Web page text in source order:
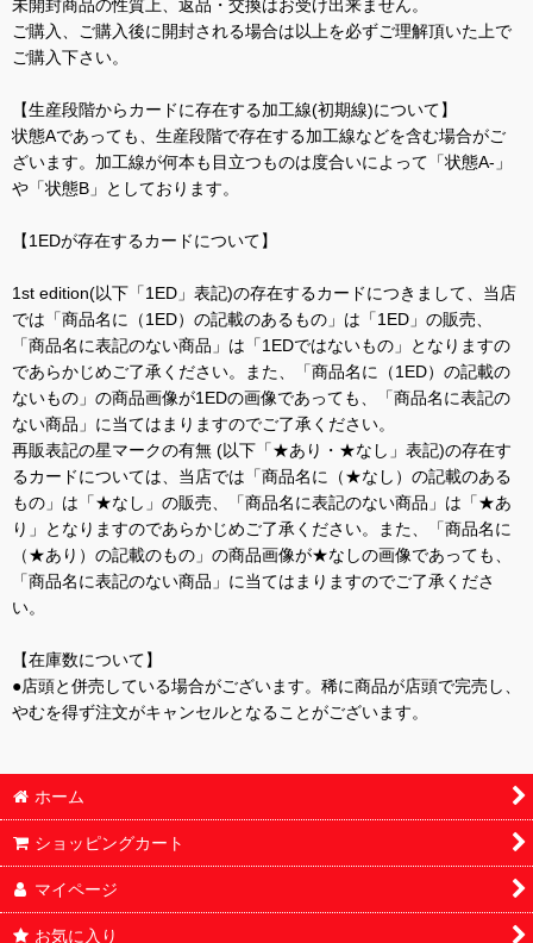
未開封商品の性質上、返品・交換はお受け出来ません。
ご購入、ご購入後に開封される場合は以上を必ずご理解頂いた上で
ご購入下さい。
【生産段階からカードに存在する加工線(初期線)について】
状態Aであっても、生産段階で存在する加工線などを含む場合がご
ざいます。加工線が何本も目立つものは度合いによって「状態A-」
や「状態B」としております。
【1EDが存在するカードについて】
1st edition(以下「1ED」表記)の存在するカードにつきまして、当店
では「商品名に（1ED）の記載のあるもの」は「1ED」の販売、
「商品名に表記のない商品」は「1EDではないもの」となりますの
であらかじめご了承ください。また、「商品名に（1ED）の記載の
ないもの」の商品画像が1EDの画像であっても、「商品名に表記の
ない商品」に当てはまりますのでご了承ください。
再販表記の星マークの有無 (以下「★あり・★なし」表記)の存在す
るカードについては、当店では「商品名に（★なし）の記載のある
もの」は「★なし」の販売、「商品名に表記のない商品」は「★あ
り」となりますのであらかじめご了承ください。また、「商品名に
（★あり）の記載のもの」の商品画像が★なしの画像であっても、
「商品名に表記のない商品」に当てはまりますのでご了承くださ
い。
【在庫数について】
●店頭と併売している場合がございます。稀に商品が店頭で完売し、
やむを得ず注文がキャンセルとなることがございます。
ホーム
ショッピングカート
マイページ
お気に入り